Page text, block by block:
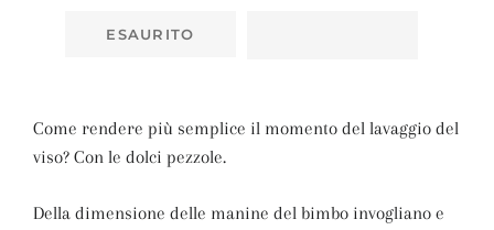
ESAURITO
Come rendere più semplice il momento del lavaggio del
viso? Con le dolci pezzole.
Della dimensione delle manine del bimbo invogliano e